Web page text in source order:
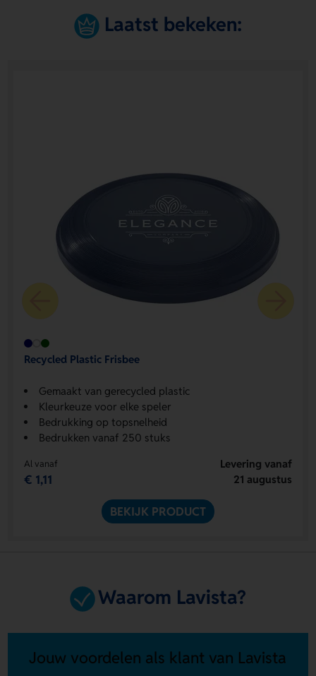
Laatst bekeken:
Recycled Plastic Frisbee
Gemaakt van gerecycled plastic
Kleurkeuze voor elke speler
Bedrukking op topsnelheid
Bedrukken vanaf 250 stuks
Al vanaf
€ 1,11
Levering vanaf
21 augustus
BEKIJK PRODUCT
Waarom Lavista?
Jouw voordelen als klant van Lavista